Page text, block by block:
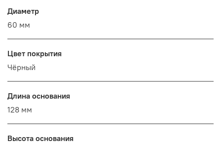
Диаметр
60 мм
Цвет покрытия
Чёрный
Длина основания
128 мм
Высота основания